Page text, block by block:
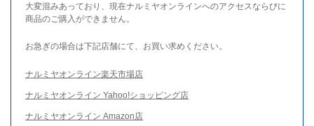
大変混みあっており、現在ナルミヤオンラインへのアクセスならびに
商品のご購入ができません。
お急ぎの場合は下記店舗にて、お買い求めください。
ナルミヤオンライン楽天市場店
ナルミヤオンライン Yahoo!ショッピング店
ナルミヤオンライン Amazon店